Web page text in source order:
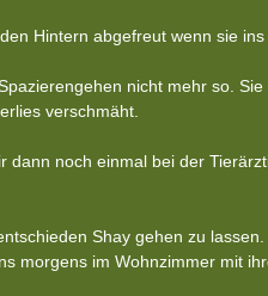
Hintern abgefreut wenn sie
nicht mehr so.
verschmäht.
dann noch einmal bei der
Shay gehen zu lassen.
morgens im Wohnzimmer mit